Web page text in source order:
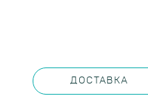
ДОСТАВКА